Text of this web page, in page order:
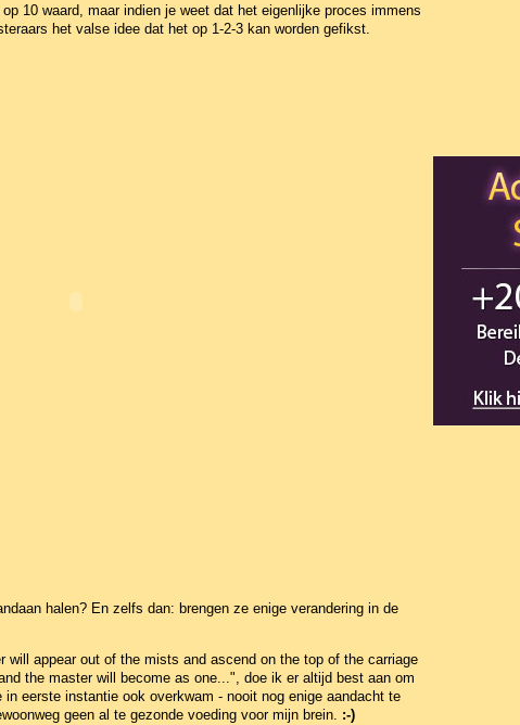
10 waard, maar indien je weet dat het eigenlijke proces immens
het valse idee dat het op 1-2-3 kan worden gefikst.
halen? En zelfs dan: brengen ze enige verandering in de
will appear out of the mists and ascend on the top of the carriage
the master will become as one...", doe ik er altijd best aan om
eerste instantie ook overkwam - nooit nog enige aandacht te
geen al te gezonde voeding voor mijn brein. :-)